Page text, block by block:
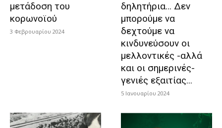
μετάδοση του
κορωνοϊού
3 Φεβρουαρίου 2024
δηλητήρια… Δεν
μπορούμε να
δεχτούμε να
κινδυνεύσουν οι
μελλοντικές -αλλά
και οι σημερινές-
γενιές εξαιτίας...
5 Ιανουαρίου 2024